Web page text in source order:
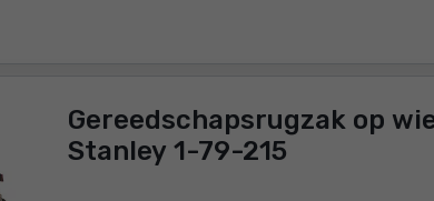
Gereedschapsrugzak op
Stanley 1-79-215